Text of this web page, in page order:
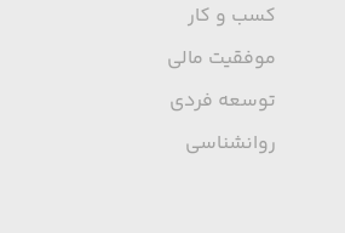
کسب و کار
موفقیت مالی
توسعه فردی
روانشناسی